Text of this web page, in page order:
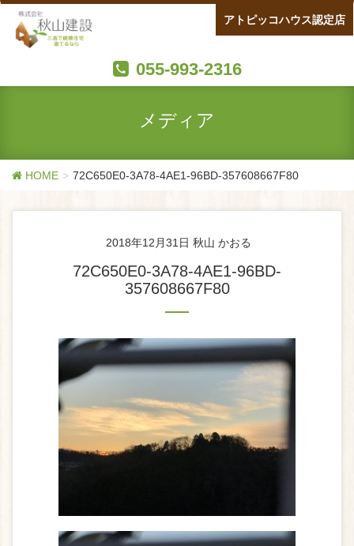
055-993-2316
アトピッコハウス認定店
メディア
HOME 72C650E0-3A78-4AE1-96BD-357608667F80
2018年12月31日 秋山 かおる
72C650E0-3A78-4AE1-96BD-
357608667F80